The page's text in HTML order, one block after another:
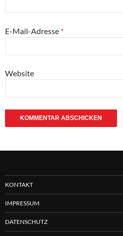
E-Mail-Adresse *
Website
KONTAKT
IMPRESSUM
DATENSCHUTZ